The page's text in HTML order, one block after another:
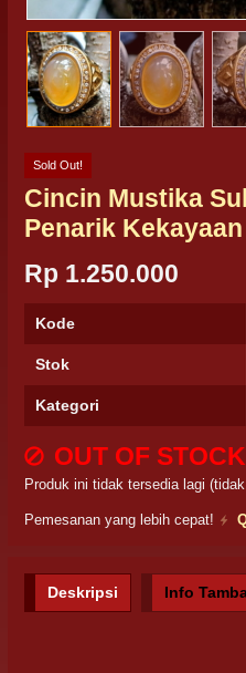
Sold Out!
Cincin Mustika
Penarik Kekayaan
Rp 1.250.000
Kode
Stok
Kategori
OUT OF STOCK
Produk ini tidak tersedia lagi
Pemesanan yang lebih cepat!
Deskripsi Info